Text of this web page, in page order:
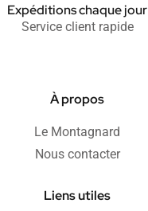
Expéditions chaque jour
Service client rapide
À propos
Le Montagnard
Nous contacter
Liens utiles